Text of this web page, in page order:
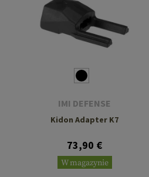
IMI DEFENSE
Kidon Adapter K7
73,90 €
W magazynie